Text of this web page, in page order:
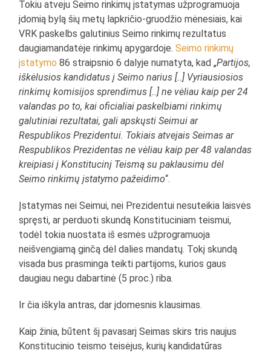
Tokiu atveju Seimo rinkimų įstatymas užprogramuoja
įdomią bylą šių metų lapkričio-gruodžio mėnesiais, kai
VRK paskelbs galutinius Seimo rinkimų rezultatus
daugiamandatėje rinkimų apygardoje.Seimo rinkimų
įstatymo 86 straipsnio 6 dalyje numatyta, kad „Partijos,
iškėlusios kandidatus į Seimo narius [..] Vyriausiosios
rinkimų komisijos sprendimus [..] ne vėliau kaip per 24
valandas po to, kai oficialiai paskelbiami rinkimų
galutiniai rezultatai, gali apskųsti Seimui ar
Respublikos Prezidentui. Tokiais atvejais Seimas ar
Respublikos Prezidentas ne vėliau kaip per 48 valandas
kreipiasi į Konstitucinį Teismą su paklausimu dėl
Seimo rinkimų įstatymo pažeidimo“.
Įstatymas nei Seimui, nei Prezidentui nesuteikia laisvės
spręsti, ar perduoti skundą Konstituciniam teismui,
todėl tokia nuostata iš esmės užprogramuoja
neišvengiamą ginčą dėl dalies mandatų. Tokį skundą
visada bus prasminga teikti partijoms, kurios gaus
daugiau negu dabartinė (5 proc.) riba.
Ir čia iškyla antras, dar įdomesnis klausimas.
Kaip žinia, būtent šį pavasarį Seimas skirs tris naujus
Konstitucinio teismo teisėjus, kurių kandidatūras